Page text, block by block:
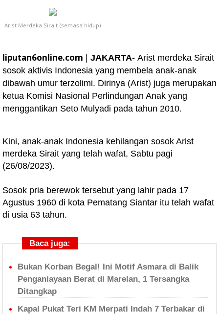
Arist Merdeka Sirait (semasa hidup)
liputan6online.com JAKARTA- Arist merdeka Sirait
sosok aktivis Indonesia yang membela anak-anak
dibawah umur terzolimi. Dirinya (Arist) juga merupakan
ketua Komisi Nasional Perlindungan Anak yang
menggantikan Seto Mulyadi pada tahun 2010.
Kini, anak-anak Indonesia kehilangan sosok Arist
merdeka Sirait yang telah wafat, Sabtu pagi
(26/08/2023).
Sosok pria berewok tersebut yang lahir pada 17
Agustus 1960 di kota Pematang Siantar itu telah wafat
di usia 63 tahun.
Baca juga:
Bukan Korban Begal! Ini Motif Asmara di Balik
Penganiayaan Berat di Marelan, 1 Tersangka
Ditangkap
Kapal Pukat Teri KM Merpati Indah 7 Terbakar di